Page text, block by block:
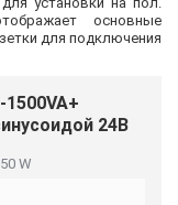
основные
для подключения
24В
W